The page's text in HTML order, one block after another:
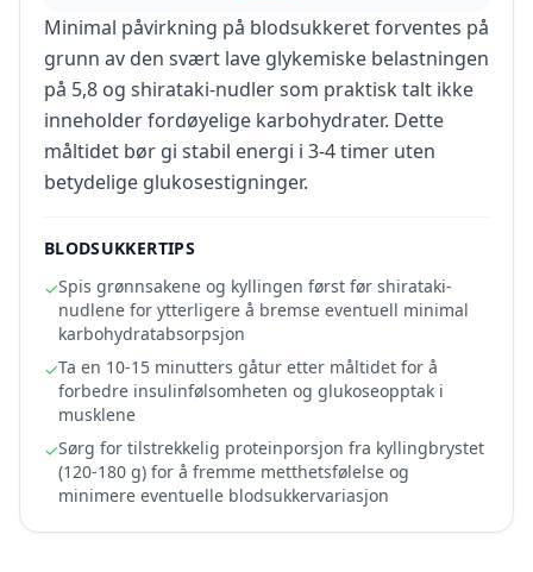
Minimal påvirkning på blodsukkeret forventes på
grunn av den svært lave glykemiske belastningen
på 5,8 og shirataki-nudler som praktisk talt ikke
inneholder fordøyelige karbohydrater. Dette
måltidet bør gi stabil energi i 3-4 timer uten
betydelige glukosestigninger.
BLODSUKKERTIPS
✓Spis grønnsakene og kyllingen først før shirataki-
nudlene for ytterligere å bremse eventuell minimal
karbohydratabsorpsjon
✓Ta en 10-15 minutters gåtur etter måltidet for å
forbedre insulinfølsomheten og glukoseopptak i
musklene
✓Sørg for tilstrekkelig proteinporsjon fra kyllingbrystet
(120-180 g) for å fremme metthetsfølelse og
minimere eventuelle blodsukkervariasjon